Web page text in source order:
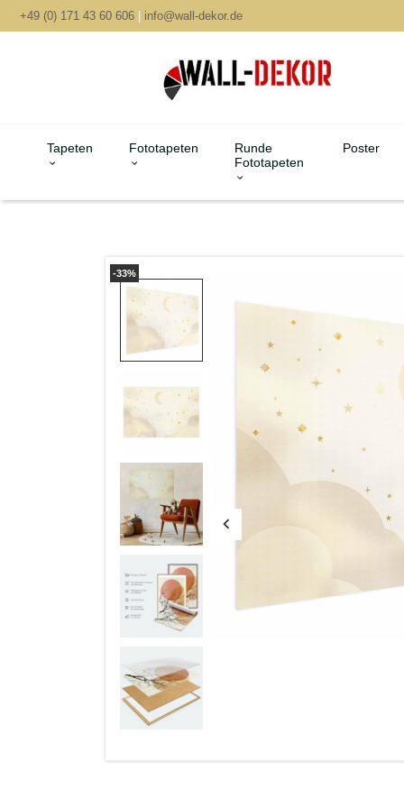
+49 (0) 171 43 60 606 | info@wall-dekor.de
Tapeten Fototapeten
Runde
Fototapeten
Poster
-33%